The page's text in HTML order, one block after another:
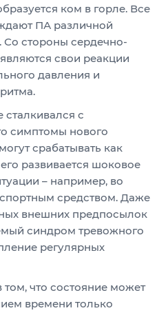
ком в горле. Все
ПА различной
Со стороны сердечно-
свои реакции
давления и
сталкивался с
симптомы нового
срабатывать как
развивается шоковое
– например, во
средством. Даже
внешних предпосылок
синдром тревожного
регулярных
что состояние может
времени только